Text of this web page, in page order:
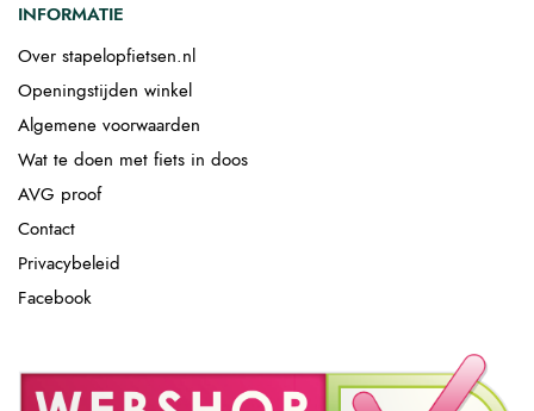
INFORMATIE
Over stapelopfietsen.nl
Openingstijden winkel
Algemene voorwaarden
Wat te doen met fiets in doos
AVG proof
Contact
Privacybeleid
Facebook